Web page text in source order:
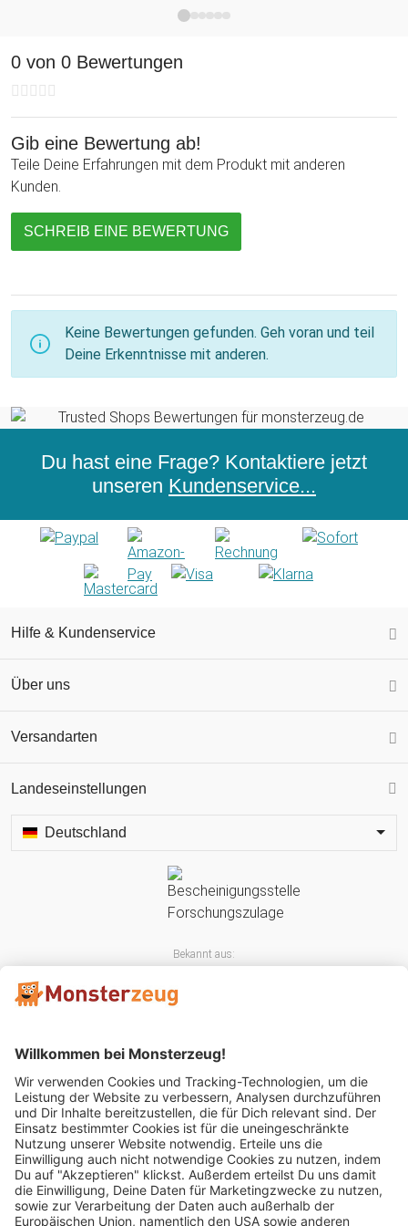
an einem Platz aufzubewahren!
0 von 0 Bewertungen
Gib eine Bewertung ab!
Teile Deine Erfahrungen mit dem Produkt mit anderen
Kunden.
SCHREIB EINE BEWERTUNG
Keine Bewertungen gefunden. Geh voran und teil
Deine Erkenntnisse mit anderen.
Du hast eine Frage? Kontaktiere jetzt
unseren Kundenservice...
Hilfe & Kundenservice
Über uns
Versandarten
Landeseinstellungen
Deutschland
Bekannt aus:
Mitglied im: